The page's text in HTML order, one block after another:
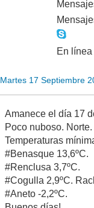
En línea
Martes 17 Septiembre
Amanece el día 17
Poco nuboso. Norte.
Temperaturas
#Benasque 13,6ºC.
#Renclusa 3,7ºC.
#Cogulla 2,9ºC.
#Aneto -2,2ºC.